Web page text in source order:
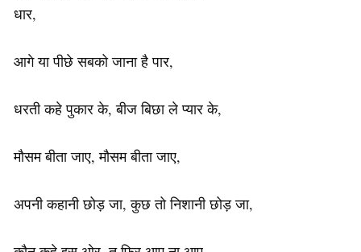
धार,
आगे या पीछे सबको जाना है पार,
धरती कहे पुकार के, बीज बिछा ले प्यार के,
मौसम बीता जाए, मौसम बीता जाए,
अपनी कहानी छोड़ जा, कुछ तो निशानी छोड़ जा,